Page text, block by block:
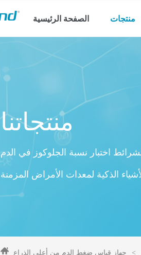
الصفحة الرئيسية منتجات
منتجاتنا
> جهاز قياس ضغط الدم من أعلى الذراع